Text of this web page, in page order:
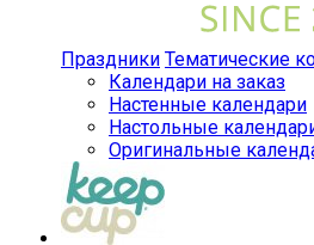
Праздники Тематические
Календари на заказ
Настенные календари
Настольные
Оригинальные